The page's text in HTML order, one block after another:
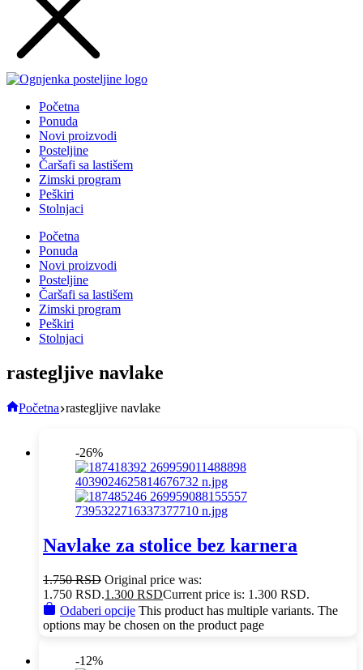
Početna
Ponuda
Novi proizvodi
Posteljine
Čaršafi sa lastišem
Zimski program
Peškiri
Stolnjaci
Početna
Ponuda
Novi proizvodi
Posteljine
Čaršafi sa lastišem
Zimski program
Peškiri
Stolnjaci
rastegljive navlake
Početna rastegljive navlake
-26%
Navlake za stolice bez karnera
1.750RSD Original price was:
1.750 RSD.1.300 RSDCurrent price is: 1.300 RSD.
Odaberi opcije This product has multiple variants. The
options may be chosen on the product page
-12%